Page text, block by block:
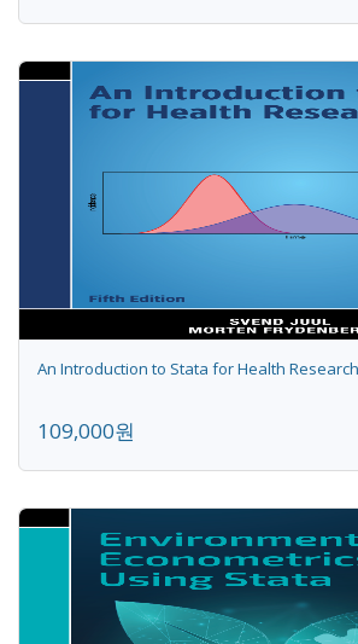
An Introduction to Stata for Health
109,000원